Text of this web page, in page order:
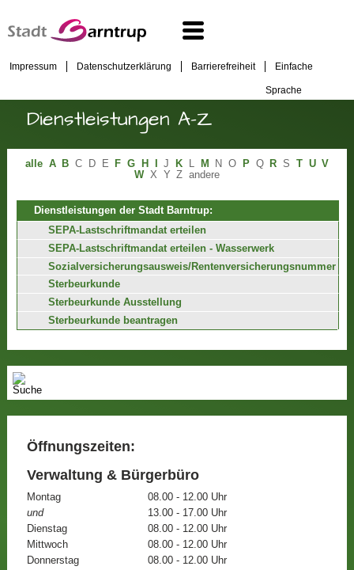
Impressum Datenschutzerklärung Barrierefreiheit Einfache
Sprache
Dienstleistungen A-Z
alle A B C D E F G H J K L M N O P Q R S T U V
W X Y Z andere
Dienstleistungen der Stadt Barntrup:
SEPA-Lastschriftmandat erteilen
SEPA-Lastschriftmandat erteilen - Wasserwerk
Sozialversicherungsausweis/Rentenversicherungsnummer
Sterbeurkunde
Sterbeurkunde Ausstellung
Sterbeurkunde beantragen
Öffnungszeiten:
Verwaltung & Bürgerbüro
Montag
08.00 - 12.00 Uhr
und
13.00 - 17.00 Uhr
Dienstag
08.00 - 12.00 Uhr
Mittwoch
08.00 - 12.00 Uhr
Donnerstag
08.00 - 12.00 Uhr